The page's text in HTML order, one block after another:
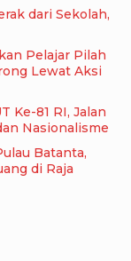
dari Sekolah,
Pelajar Pilah
Lewat Aksi
Ke-81 RI, Jalan
Nasionalisme
Batanta,
di Raja